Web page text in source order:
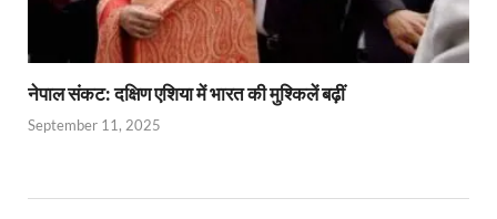
नेपाल संकट: दक्षिण एशिया में भारत की मुश्किलें बढ़ीं
September 11, 2025